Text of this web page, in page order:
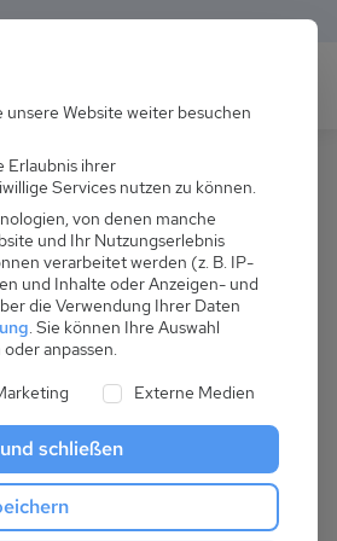
Website weiter besuchen
Erlaubnis ihrer
Services nutzen zu können.
von denen manche
und Ihr Nutzungserlebnis
verarbeitet werden (z. B. IP-
und Inhalte oder Anzeigen- und
die Verwendung Ihrer Daten
. Sie können Ihre Auswahl
anpassen.
für die eine Einwilligung
Externe Medien
schließen